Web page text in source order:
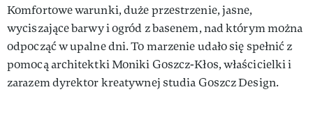
Komfortowe warunki, duże przestrzenie, jasne,
wyciszające barwy i ogród z basenem, nad którym można
odpocząć w upalne dni. To marzenie udało się spełnić z
pomocą architektki Moniki Goszcz-Kłos, właścicielki i
zarazem dyrektor kreatywnej studia Goszcz Design.